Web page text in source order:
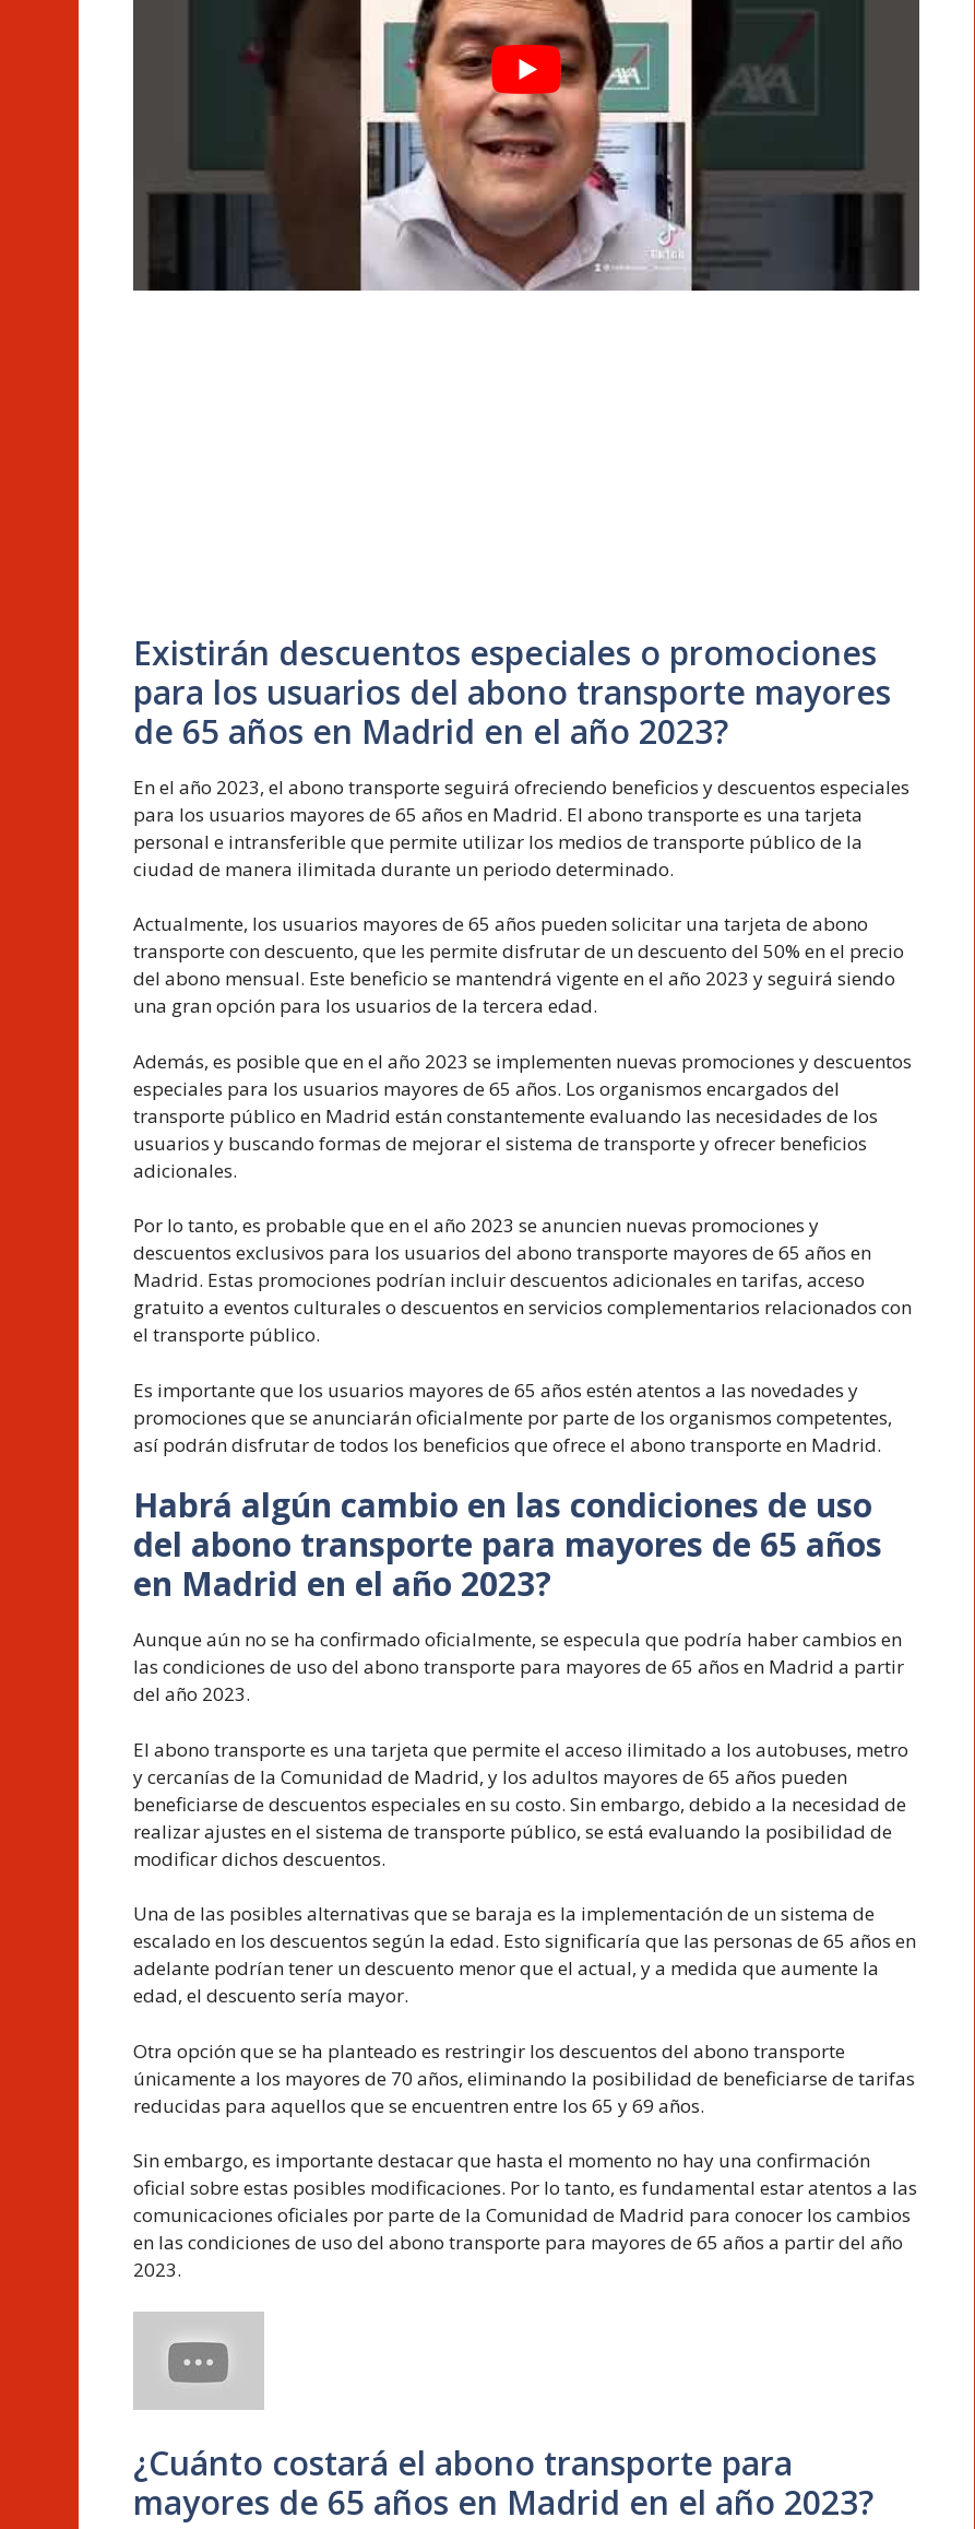
Existirán descuentos especiales o promociones
para los usuarios del abono transporte mayores
de 65 años en Madrid en el año 2023?
En el año 2023, el abono transporte seguirá ofreciendo beneficios y descuentos especiales
para los usuarios mayores de 65 años en Madrid. El abono transporte es una tarjeta
personal e intransferible que permite utilizar los medios de transporte público de la
ciudad de manera ilimitada durante un periodo determinado.
Actualmente, los usuarios mayores de 65 años pueden solicitar una tarjeta de abono
transporte con descuento, que les permite disfrutar de un descuento del 50% en el precio
del abono mensual. Este beneficio se mantendrá vigente en el año 2023 y seguirá siendo
una gran opción para los usuarios de la tercera edad.
Además, es posible que en el año 2023 se implementen nuevas promociones y descuentos
especiales para los usuarios mayores de 65 años. Los organismos encargados del
transporte público en Madrid están constantemente evaluando las necesidades de los
usuarios y buscando formas de mejorar el sistema de transporte y ofrecer beneficios
adicionales.
Por lo tanto, es probable que en el año 2023 se anuncien nuevas promociones y
descuentos exclusivos para los usuarios del abono transporte mayores de 65 años en
Madrid. Estas promociones podrían incluir descuentos adicionales en tarifas, acceso
gratuito a eventos culturales o descuentos en servicios complementarios relacionados con
el transporte público.
Es importante que los usuarios mayores de 65 años estén atentos a las novedades y
promociones que se anunciarán oficialmente por parte de los organismos competentes,
así podrán disfrutar de todos los beneficios que ofrece el abono transporte en Madrid.
Habrá algún cambio en las condiciones de uso
del abono transporte para mayores de 65 años
en Madrid en el año 2023?
Aunque aún no se ha confirmado oficialmente, se especula que podría haber cambios en
las condiciones de uso del abono transporte para mayores de 65 años en Madrid a partir
del año 2023.
El abono transporte es una tarjeta que permite el acceso ilimitado a los autobuses, metro
y cercanías de la Comunidad de Madrid, y los adultos mayores de 65 años pueden
beneficiarse de descuentos especiales en su costo. Sin embargo, debido a la necesidad de
realizar ajustes en el sistema de transporte público, se está evaluando la posibilidad de
modificar dichos descuentos.
Una de las posibles alternativas que se baraja es la implementación de un sistema de
escalado en los descuentos según la edad. Esto significaría que las personas de 65 años en
adelante podrían tener un descuento menor que el actual, y a medida que aumente la
edad, el descuento sería mayor.
Otra opción que se ha planteado es restringir los descuentos del abono transporte
únicamente a los mayores de 70 años, eliminando la posibilidad de beneficiarse de tarifas
reducidas para aquellos que se encuentren entre los 65 y 69 años.
Sin embargo, es importante destacar que hasta el momento no hay una confirmación
oficial sobre estas posibles modificaciones. Por lo tanto, es fundamental estar atentos a las
comunicaciones oficiales por parte de la Comunidad de Madrid para conocer los cambios
en las condiciones de uso del abono transporte para mayores de 65 años a partir del año
2023.
¿Cuánto costará el abono transporte para
mayores de 65 años en Madrid en el año 2023?